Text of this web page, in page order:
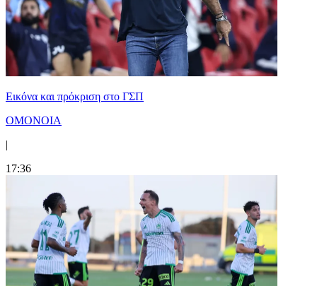
Εικόνα και πρόκριση στο ΓΣΠ
ΟΜΟΝΟΙΑ
|
17:36